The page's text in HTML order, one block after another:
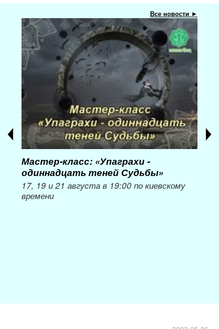
Все новости ►
Мастер-класс: «Упаграхи -
одиннадцать теней Судьбы»
17, 19 и 21 августа в 19:00 по киевскому
времени